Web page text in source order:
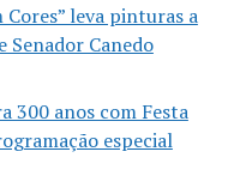
Cores” leva pinturas a
Senador Canedo
300 anos com Festa
especial